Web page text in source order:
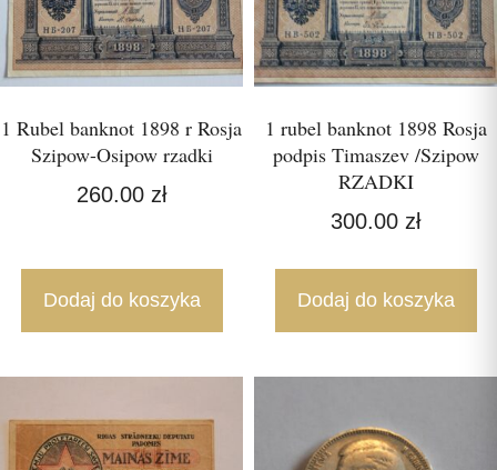
1 Rubel banknot 1898 r Rosja
Szipow-Osipow rzadki
260.00 zł
Dodaj do koszyka
1 rubel banknot 1898 Rosja
podpis Timaszev /Szipow
RZADKI
300.00 zł
Dodaj do koszyka